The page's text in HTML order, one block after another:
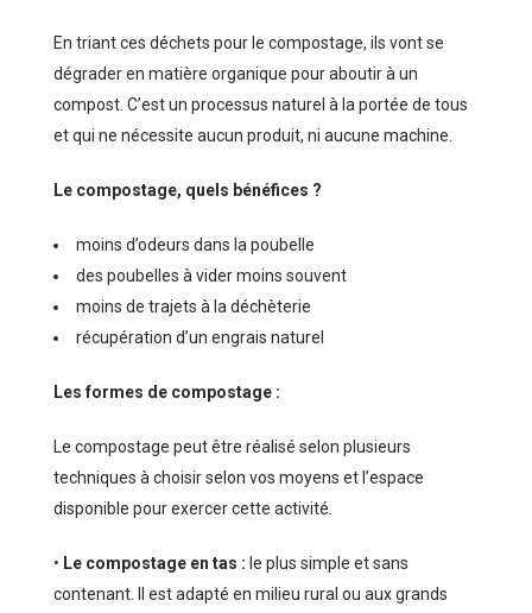
En triant ces déchets pour le compostage, ils vont se
dégrader en matière organique pour aboutir à un
compost. C’est un processus naturel à la portée de tous
et qui ne nécessite aucun produit, ni aucune machine.
Le compostage, quels bénéfices ?
moins d’odeurs dans la poubelle
des poubelles à vider moins souvent
moins de trajets à la déchèterie
récupération d’un engrais naturel
Les formes de compostage :
Le compostage peut être réalisé selon plusieurs
techniques à choisir selon vos moyens et l’espace
disponible pour exercer cette activité.
• Le compostage en tas : le plus simple et sans
contenant. Il est adapté en milieu rural ou aux grands